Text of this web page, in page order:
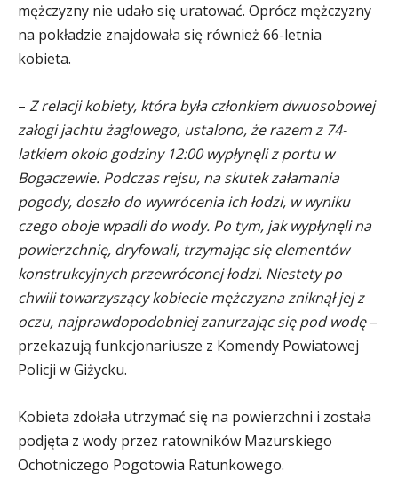
mężczyzny nie udało się uratować. Oprócz mężczyzny
na pokładzie znajdowała się również 66-letnia
kobieta.
– Z relacji kobiety, która była członkiem dwuosobowej
załogi jachtu żaglowego, ustalono, że razem z 74-
latkiem około godziny 12:00 wypłynęli z portu w
Bogaczewie. Podczas rejsu, na skutek załamania
pogody, doszło do wywrócenia ich łodzi, w wyniku
czego oboje wpadli do wody. Po tym, jak wypłynęli na
powierzchnię, dryfowali, trzymając się elementów
konstrukcyjnych przewróconej łodzi. Niestety po
chwili towarzyszący kobiecie mężczyzna zniknął jej z
oczu, najprawdopodobniej zanurzając się pod wodę–
przekazują funkcjonariusze z Komendy Powiatowej
Policji w Giżycku.
Kobieta zdołała utrzymać się na powierzchni i została
podjęta z wody przez ratowników Mazurskiego
Ochotniczego Pogotowia Ratunkowego.